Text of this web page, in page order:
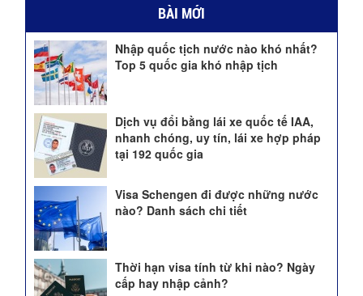
BÀI MỚI
Nhập quốc tịch nước nào khó nhất?
Top 5 quốc gia khó nhập tịch
Dịch vụ đổi bằng lái xe quốc tế IAA,
nhanh chóng, uy tín, lái xe hợp pháp
tại 192 quốc gia
Visa Schengen đi được những nước
nào? Danh sách chi tiết
Thời hạn visa tính từ khi nào? Ngày
cấp hay nhập cảnh?